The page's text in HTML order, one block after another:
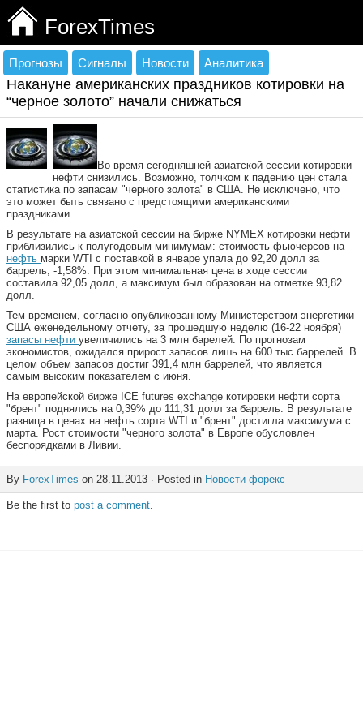
ForexTimes
Прогнозы Сигналы Новости Аналитика
Накануне американских праздников котировки на
“черное золото” начали снижаться
Во время сегодняшней азиатской сессии котировки
нефти снизились. Возможно, толчком к падению цен стала
статистика по запасам "черного золота" в США. Не исключено, что
это может быть связано с предстоящими американскими
праздниками.
В результате на азиатской сессии на бирже NYMEX котировки нефти
приблизились к полугодовым минимумам: стоимость фьючерсов на
нефть марки WTI с поставкой в январе упала до 92,20 долл за
баррель, -1,58%. При этом минимальная цена в ходе сессии
составила 92,05 долл, а максимум был образован на отметке 93,82
долл.
Тем временем, согласно опубликованному Министерством энергетики
США еженедельному отчету, за прошедшую неделю (16-22 ноября)
запасы нефти увеличились на 3 млн барелей. По прогнозам
экономистов, ожидался прирост запасов лишь на 600 тыс баррелей. В
целом объем запасов достиг 391,4 млн баррелей, что является
самым высоким показателем с июня.
На европейской бирже ICE futures exchange котировки нефти сорта
"брент" поднялись на 0,39% до 111,31 долл за баррель. В результате
разница в ценах на нефть сорта WTI и "брент" достигла максимума с
марта. Рост стоимости "черного золота" в Европе обусловлен
беспорядками в Ливии.
By ForexTimes on 28.11.2013 · Posted in Новости форекс
Be the first to post a comment.